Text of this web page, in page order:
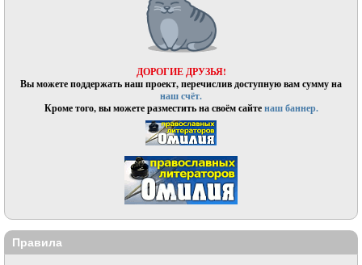
ДОРОГИЕ ДРУЗЬЯ!
Вы можете поддержать наш проект, перечислив доступную вам сумму на
наш счёт.
Кроме того, вы можете разместить на своём сайтенаш баннер.
Правила